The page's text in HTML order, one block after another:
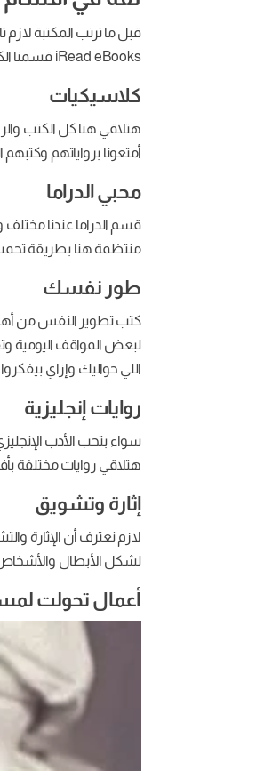
قبل ما ترتب المكتبة
iRead eBooks قسمنا الكتب والروايات كالتالي:
كلاسيكيات
هتلاقي هنا كل الكتب
أمتعونا برواياتهم
محبي الدراما
قسم الدراما عندنا
منتظمة هنا بطريقة
طور نفسك
كتب تطوير النفس من أهم
لبعض المواقف اليومية
اللي حواليك وإزاي بيفكروا.
روايات إنجليزية
سواء بتحب الأدب
هتلاقي روايات مختلفة
إثارة وتشويق
لازم نعترف أن الإثارة
لشكل الأبطال والأشخاص
أعمال تحولت